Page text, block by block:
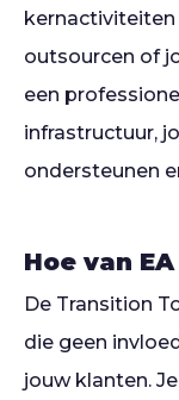
kernactiviteiten
outsourcen of
een
infrastructuur,
ondersteunen
Hoe van
De Transition
die geen
jouw klanten.